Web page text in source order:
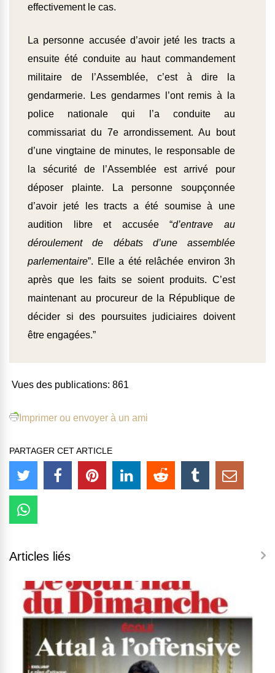
effectivement le cas.
La personne accusée d’avoir jeté les tracts a
ensuite été conduite au haut commandement
militaire de l’Assemblée, c’est à dire la
gendarmerie. Les gendarmes l’ont remis à la
police nationale qui l’a conduite au
commissariat du 7e arrondissement. Au bout
d’une vingtaine de minutes, le responsable de
la sécurité de l’Assemblée est arrivé pour
déposer plainte. La personne soupçonnée
d’avoir jeté les tracts a été soumise à une
audition libre et accusée “d’entrave au
déroulement de débats d’une assemblée
parlementaire”. Elle a été relâchée environ 3h
après que les faits se soient produits. C’est
maintenant au procureur de la République de
décider si des poursuites judiciaires doivent
être engagées.”
Vues des publications: 861
Imprimer ou envoyer à un ami
PARTAGER CET ARTICLE
Articles liés